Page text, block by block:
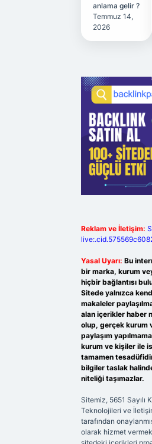
anlama gelir ?
Temmuz 14,
2026
Reklam ve İletişim:
Yasal Uyarı: Bu
bir marka, kurum
hiçbir bağlantısı
Sitede yalnızca
makaleler
alan içerikler haber
olup, gerçek kurum
paylaşım
kurum ve kişiler ile
tamamen
bilgiler taslak
niteliği taşımazlar.
Sitemiz, 5651 Sayılı
Teknolojileri ve
tarafından
olarak hizmet